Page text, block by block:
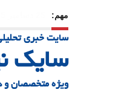
مهم:
21 دسامبر 25
سایت خبری
سایک
ویژه متخصصان و